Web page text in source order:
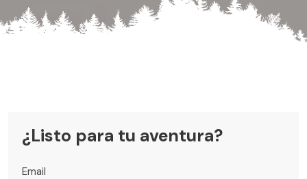
¿Listo para tu aventura?
Email